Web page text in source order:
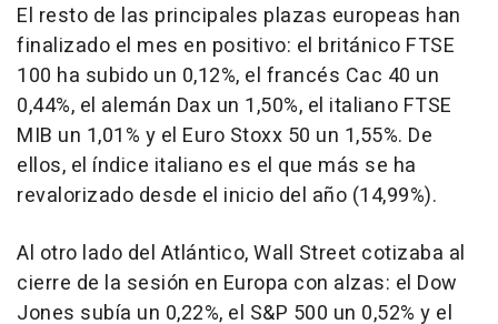
El resto de las principales plazas europeas han
finalizado el mes en positivo: el británico FTSE
100 ha subido un 0,12%, el francés Cac 40 un
0,44%, el alemán Dax un 1,50%, el italiano FTSE
MIB un 1,01% y el Euro Stoxx 50 un 1,55%. De
ellos, el índice italiano es el que más se ha
revalorizado desde el inicio del año (14,99%).
Al otro lado del Atlántico, Wall Street cotizaba al
cierre de la sesión en Europa con alzas: el Dow
Jones subía un 0,22%, el S&P 500 un 0,52% y el